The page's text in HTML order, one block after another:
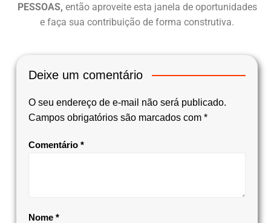
PESSOAS, então aproveite esta janela de oportunidades
e faça sua contribuição de forma construtiva.
Deixe um comentário
O seu endereço de e-mail não será publicado.
Campos obrigatórios são marcados com *
Comentário *
Nome *